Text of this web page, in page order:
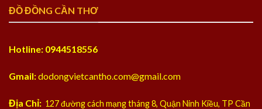
ĐỒ ĐỒNG CẦN THƠ
Hotline: 0944518556
Gmail:dodongvietcantho.com@gmail.com
Địa Chỉ: 127 đường cách mạng tháng 8, Quận Ninh Kiều, TP Cần